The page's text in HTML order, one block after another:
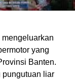
yang
Banten.
pungutuan liar